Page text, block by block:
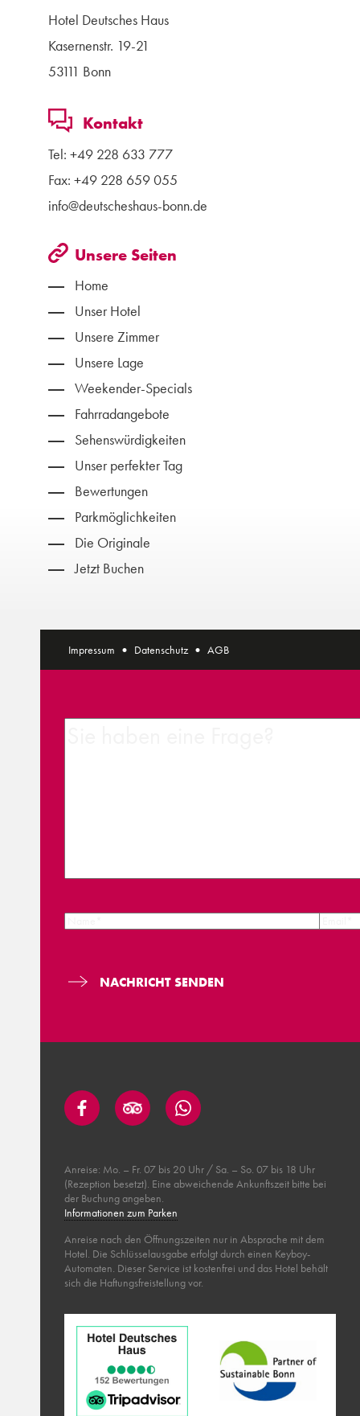
Hotel Deutsches Haus
Kasernenstr. 19-21
53111 Bonn
Kontakt
Tel: +49 228 633 777
Fax: +49 228 659 055
info@deutscheshaus-bonn.de
Unsere Seiten
Home
Sehenswürdigkeiten
Unser Hotel
Unser perfekter Tag
Unsere Zimmer
Bewertungen
Unsere Lage
Parkmöglichkeiten
Weekender-Specials
Die Originale
Fahrradangebote
Jetzt Buchen
Impressum Datenschutz AGB
Anreise: Mo. – Fr. 07 bis 20 Uhr / Sa. – So. 07 bis 18 Uhr
(Rezeption besetzt). Eine abweichende Ankunftszeit bitte bei
der Buchung angeben.
Informationen zum Parken
Anreise nach den Öffnungszeiten nur in Absprache mit dem
Hotel. Die Schlüsselausgabe erfolgt durch einen Keyboy-
Automaten. Dieser Service ist kostenfrei und das Hotel behält
sich die Haftungsfreistellung vor.